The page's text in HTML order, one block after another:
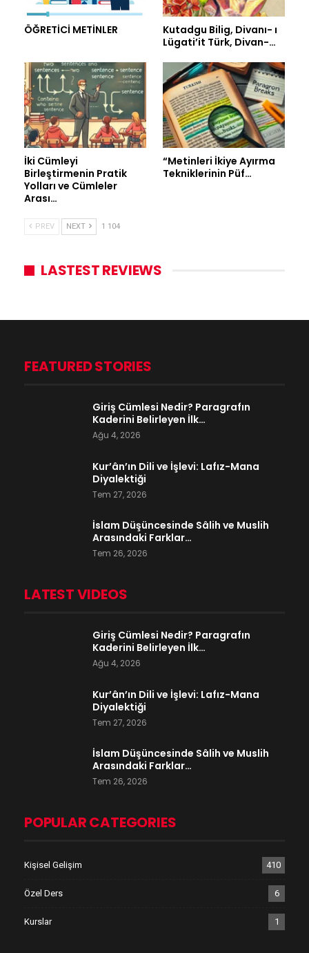
ÖĞRETİCİ METİNLER
Kutadgu Bilig, Divanı- ı
Lügati’it Türk, Divan-…
İki Cümleyi
Birleştirmenin Pratik
Yolları ve Cümleler
Arası…
“Metinleri İkiye Ayırma
Tekniklerinin Püf…
PREV NEXT 1 104
LASTEST REVIEWS
FEATURED STORIES
Giriş Cümlesi Nedir? Paragrafın
Kaderini Belirleyen İlk…
Ağu 4, 2026
Kur’ân’ın Dili ve İşlevi: Lafız-Mana
Diyalektiği
Tem 27, 2026
İslam Düşüncesinde Sâlih ve Muslih
Arasındaki Farklar…
Tem 26, 2026
LATEST VIDEOS
Giriş Cümlesi Nedir? Paragrafın
Kaderini Belirleyen İlk…
Ağu 4, 2026
Kur’ân’ın Dili ve İşlevi: Lafız-Mana
Diyalektiği
Tem 27, 2026
İslam Düşüncesinde Sâlih ve Muslih
Arasındaki Farklar…
Tem 26, 2026
POPULAR CATEGORIES
Kişisel Gelişim 410
Özel Ders 6
Kurslar 1